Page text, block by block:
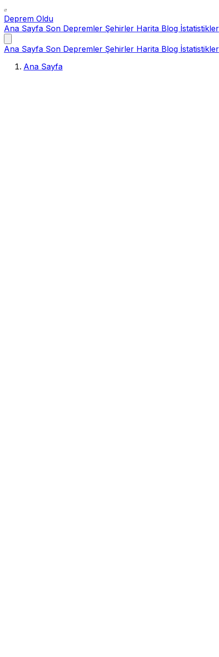
Deprem Oldu
Ana Sayfa Son Depremler Şehirler Harita Blog İstatistikler
Ana Sayfa Son Depremler Şehirler Harita Blog İstatistikler
Ana Sayfa